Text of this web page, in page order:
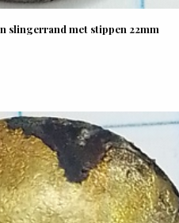
slingerrand met stippen 22mm